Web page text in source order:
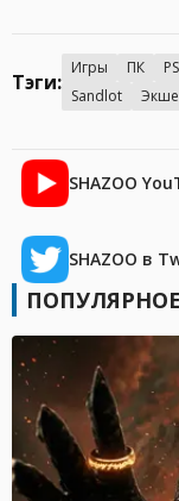
Тэги:
Игры ПК
Sandlot
SHAZOO
SHAZOO в